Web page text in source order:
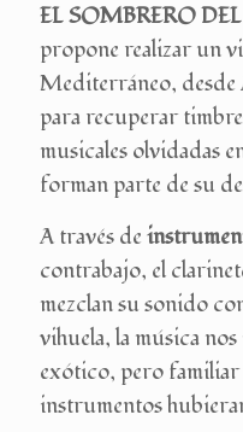
EL SOMBRERO
propone realizar un
Mediterráneo, desde
para recuperar
musicales olvidadas
forman parte de su
A través de
contrabajo, el
mezclan su sonido
vihuela, la música
exótico, pero familiar
instrumentos